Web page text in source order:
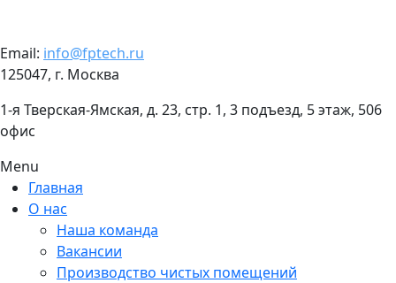
Email: info@fptech.ru
125047, г. Москва
1-я Тверская-Ямская, д. 23, стр. 1, 3 подъезд, 5 этаж, 506
офис
Menu
Главная
О нас
Наша команда
Вакансии
Производство чистых помещений